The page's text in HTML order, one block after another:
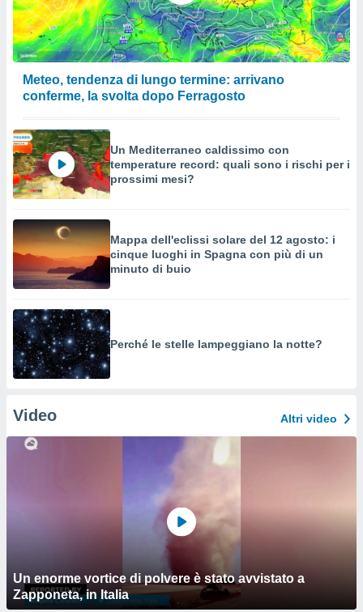
Meteo, tendenza di lungo termine: arrivano
conferme, la svolta dopo Ferragosto
Un Mediterraneo caldissimo con
temperature record: quali sono i rischi per i
prossimi mesi?
Mappa dell'eclissi solare del 12 agosto: i
cinque luoghi in Spagna con più di un
minuto di buio
Perché le stelle lampeggiano la notte?
Video Altri video
Un enorme vortice di polvere è stato avvistato a
Zapponeta, in Italia